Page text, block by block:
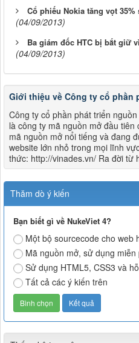
Cổ phiếu Nokia tăng vọt
(04/09/2013)
Ba giám đốc HTC bị bắt giữ
(04/09/2013)
Giới thiệu về Công ty cổ phần
Công ty cổ phần phát triển
là công ty mã nguồn mở đầu
mã nguồn mở nổi tiếng và đang
website lớn nhỏ trong mọi lĩnh
thức: http://vinades.vn/ Ra đời từ
Thăm dò ý kiến
Bạn biết gì về NukeViet 4?
Một bộ sourcecode cho web
Mã nguồn mở, sử dụng miễn
Sử dụng HTML5, CSS3 và
Tất cả các ý kiến trên